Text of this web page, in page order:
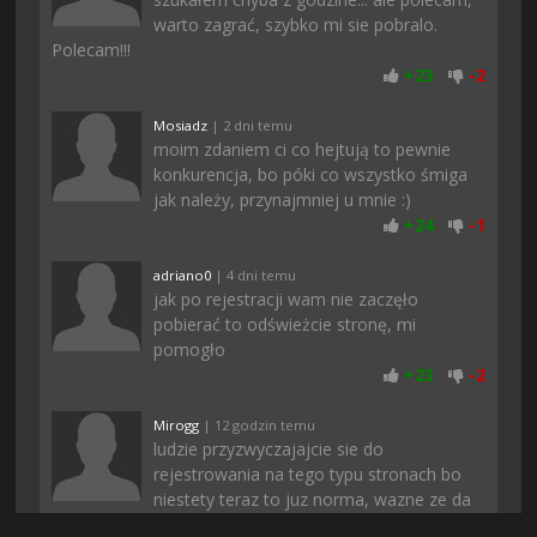
warto zagrać, szybko mi sie pobralo.
Polecam!!!
+23 -2
Mosiadz | 2 dni temu
moim zdaniem ci co hejtują to pewnie
konkurencja, bo póki co wszystko śmiga
jak należy, przynajmniej u mnie :)
+24 -1
adriano0 | 4 dni temu
jak po rejestracji wam nie zaczęło
pobierać to odświeżcie stronę, mi
pomogło
+23 -2
Mirogg | 12 godzin temu
ludzie przyzwyczajajcie sie do
rejestrowania na tego typu stronach bo
niestety teraz to juz norma, wazne ze da